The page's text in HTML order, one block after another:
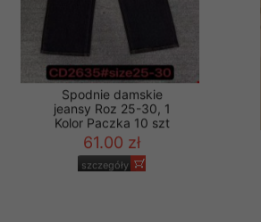
Spodnie damskie
jeansy Roz 25-30, 1